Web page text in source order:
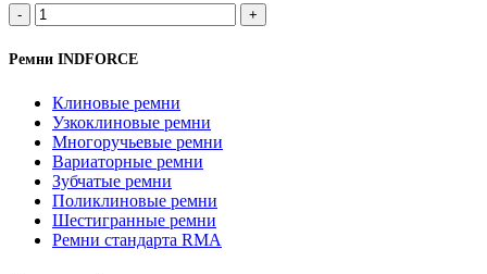
2HB
2595Lp/
2610La
ремень
INDFORCE
Strongest
quantity
Ремни INDFORCE
Клиновые ремни
Узкоклиновые ремни
Многоручьевые ремни
Вариаторные ремни
Зубчатые ремни
Поликлиновые ремни
Шестигранные ремни
Ремни стандарта RMA